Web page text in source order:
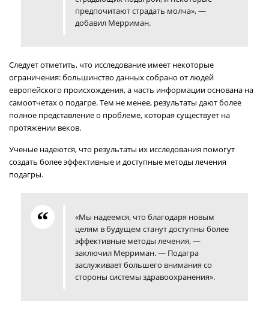
предпочитают страдать молча», —
добавил Мерриман.
Следует отметить, что исследование имеет некоторые
ограничения: большинство данных собрано от людей
европейского происхождения, а часть информации основана на
самоотчетах о подагре. Тем не менее, результаты дают более
полное представление о проблеме, которая существует на
протяжении веков.
Ученые надеются, что результаты их исследования помогут
создать более эффективные и доступные методы лечения
подагры.
«Мы надеемся, что благодаря новым
целям в будущем станут доступны более
эффективные методы лечения, —
заключил Мерриман. — Подагра
заслуживает большего внимания со
стороны системы здравоохранения».